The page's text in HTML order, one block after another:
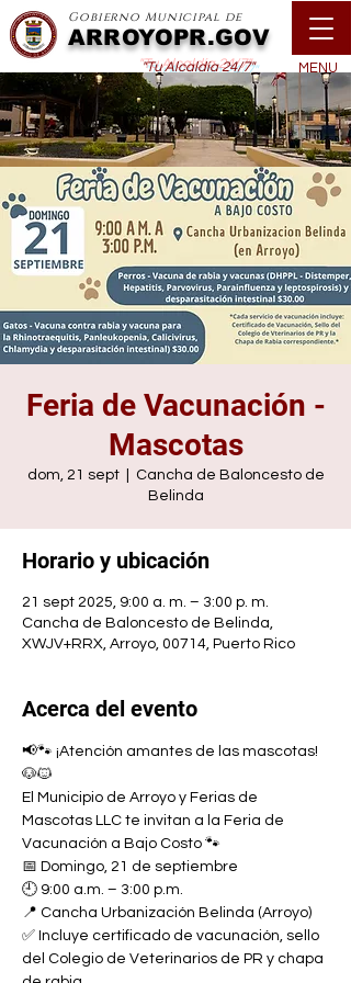
Gobierno Municipal de
ARROYOPR.GOV
"Tu Alcaldía 24/7" MENU
Feria de Vacunación -
Mascotas
dom, 21 sept
  |
Cancha de Baloncesto de
Belinda
Horario y ubicación
21 sept 2025, 9:00 a. m. – 3:00 p. m.
Cancha de Baloncesto de Belinda,
XWJV+RRX, Arroyo, 00714, Puerto Rico
Acerca del evento
📢🐾 ¡Atención amantes de las mascotas!
🐶🐱
El Municipio de Arroyo y Ferias de
Mascotas LLC te invitan a la Feria de
Vacunación a Bajo Costo 🐾
📅 Domingo, 21 de septiembre
🕘 9:00 a.m. – 3:00 p.m.
📍 Cancha Urbanización Belinda (Arroyo)
✅ Incluye certificado de vacunación, sello
del Colegio de Veterinarios de PR y chapa